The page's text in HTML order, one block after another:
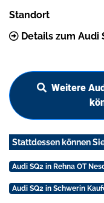
Standort
Details zum Audi
Weitere
Stattdessen können
Audi SQ2 in Rehna OT
Audi SQ2 in Schwerin